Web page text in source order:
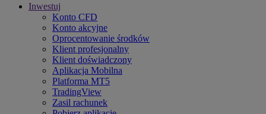
Inwestuj
Konto CFD
Konto akcyjne
Oprocentowanie środków
Klient profesjonalny
Klient doświadczony
Aplikacja Mobilna
Platforma MT5
TradingView
Zasil rachunek